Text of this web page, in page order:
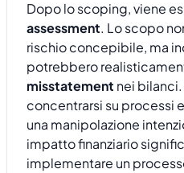
Dopo lo scoping, viene
assessment. Lo scopo
rischio concepibile, ma
potrebbero
misstatement nei
concentrarsi su processi
una manipolazione
impatto finanziario
implementare un